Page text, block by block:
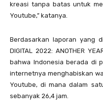
kreasi tanpa batas untuk
Youtube,” katanya.
Berdasarkan laporan yang
DIGITAL 2022: ANOTHER
bahwa Indonesia berada di
internetnya menghabiskan
Youtube, di mana dalam
sebanyak 26,4 jam.